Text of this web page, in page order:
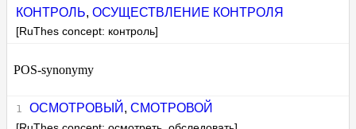
КОНТРОЛЬ,ОСУЩЕСТВЛЕНИЕ КОНТРОЛЯ
[RuThes concept: контроль]
POS-synonymy
ОСМОТРОВЫЙ , СМОТРОВОЙ